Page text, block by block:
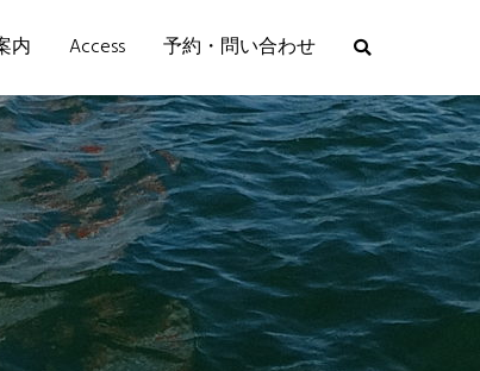
内 Access 予約・問い合わせ